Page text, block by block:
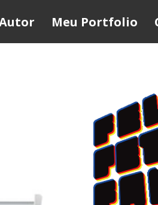
Meu Portfolio